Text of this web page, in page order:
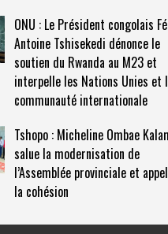
ONU : Le Président congolais
Antoine Tshisekedi dénonce le
soutien du Rwanda au M23 et
interpelle les Nations Unies et
communauté internationale
Tshopo : Micheline Ombae
salue la modernisation de
l’Assemblée provinciale et
la cohésion